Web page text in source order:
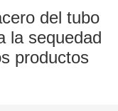
del tubo
la sequedad
productos